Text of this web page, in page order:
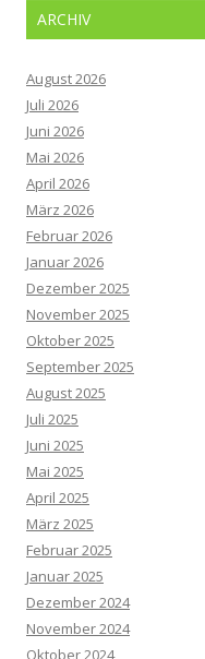
ARCHIV
August 2026
Juli 2026
Juni 2026
Mai 2026
April 2026
März 2026
Februar 2026
Januar 2026
Dezember 2025
November 2025
Oktober 2025
September 2025
August 2025
Juli 2025
Juni 2025
Mai 2025
April 2025
März 2025
Februar 2025
Januar 2025
Dezember 2024
November 2024
Oktober 2024